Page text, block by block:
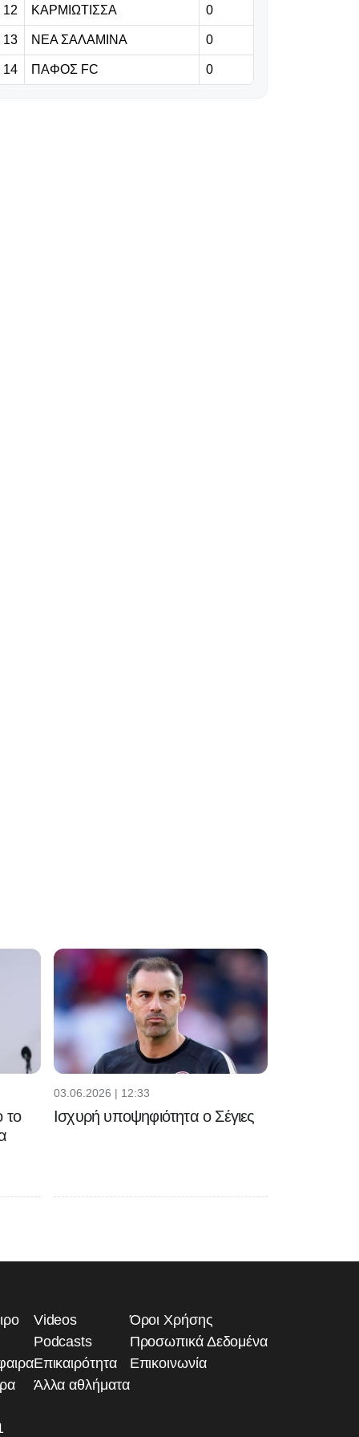
αυτοπεποίθηση
12 ΚΑΡΜΙΩΤΙΣΣΑ 0
13 ΝΕΑ ΣΑΛΑΜΙΝΑ 0
14 ΠΑΦΟΣ FC 0
το
03.06.2026 | 12:33
Ισχυρή υποψηφιότητα ο Σέγιες
Videos
Podcasts
Επικαιρότητα
Άλλα αθλήματα
Όροι Χρήσης
Προσωπικά Δεδομένα
Επικοινωνία